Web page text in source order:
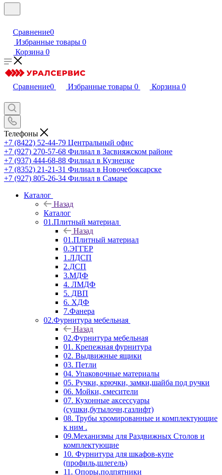
Сравнение0
Избранные товары 0
Корзина 0
Сравнение0 Избранные товары 0 Корзина 0
Телефоны
+7 (8422) 52-44-79 Центральный офис
+7 (927) 270-57-68 Филиал в Засвияжском районе
+7 (937) 444-68-88 Филиал в Кузнецке
+7 (8352) 21-21-31 Филиал в Новочебоксарске
+7 (927) 805-26-34 Филиал в Самаре
Каталог
Назад
Каталог
01.Плитный материал
Назад
01.Плитный материал
0.ЭГГЕР
1.ЛДСП
2.ДСП
3.МДФ
4. ЛМДФ
5. ДВП
6. ХДФ
7.Фанера
02.Фурнитура мебельная
Назад
02.Фурнитура мебельная
01. Крепежная фурнитура
02. Выдвижные ящики
03. Петли
04. Упаковочные материалы
05. Ручки, крючки, замки,шайба под ручки
06. Мойки, смесители
07. Кухонные аксессуары
(сушки,бутылочн,газлифт)
08. Трубы хромированные и комплектующие
к ним .
09.Механизмы для Раздвижных Столов и
комплектующие
10. Фурнитура для шкафов-купе
(профиль,шлегель)
11. Опоры,подпятники